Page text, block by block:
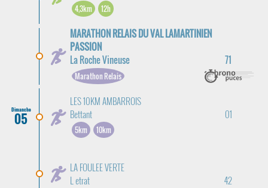
4,3km 12h
MARATHON RELAIS DU VAL LAMARTINIEN
PASSION
La Roche Vineuse
71
Marathon Relais
Dimanche
05
LES 10KM AMBARROIS
Bettant
01
5km 10km
LA FOULEE VERTE
L etrat
42